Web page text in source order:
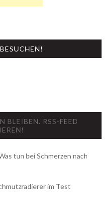
BLEIBEN. RSS-FEED
tun bei Schmerzen nach
im Test